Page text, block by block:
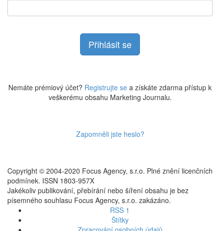
Nemáte prémiový účet? Registrujte se a získáte zdarma přístup k
veškerému obsahu Marketing Journalu.
Zapomněli jste heslo?
Copyright © 2004-2020 Focus Agency, s.r.o. Plné znění licenčních
podmínek. ISSN 1803-957X
Jakékoliv publikování, přebírání nebo šíření obsahu je bez
písemného souhlasu Focus Agency, s.r.o. zakázáno.
RSS 1
Štítky